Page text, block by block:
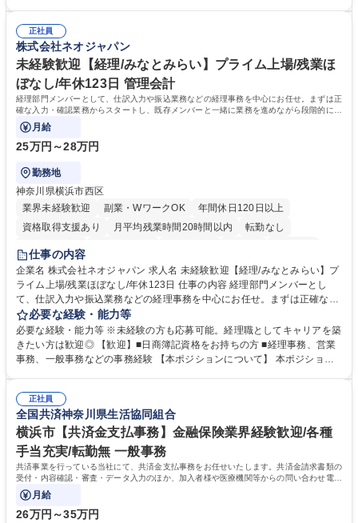
のOJTで業務を習得可能、未経験でもしっかりサポート 学歴・資格 学
歴：大学院 大学 高専 短大 語学力： 資格：
正社員
株式会社ネオジャパン
未経験歓迎【経理/みなとみらい】プライム上場/残業ほ
ぼなし/年休123日 管理会計
経理部門メンバーとして、仕訳入力や振込業務などの経理事務を中心にお任せ。まずは正
確な入力・確認業務からスタートし、既存メンバーと一緒に業務を進めながら段階的に経
理知識を身につけていただきます。
月給
25万円～28万円
勤務地
神奈川県横浜市西区
業界未経験歓迎
副業・WワークOK
年間休日120日以上
資格取得支援あり
月平均残業時間20時間以内
転勤なし
未経験者歓迎
完全週休2日制
交通費支給 駅近5分以内 土日祝休み
服装自由
寮・社宅あり
仕事の内容
企業名 株式会社ネオジャパン 求人名 未経験歓迎【経理/みなとみらい】プ
ライム上場/残業ほぼなし/年休123日 仕事の内容 経理部門メンバーとし
て、仕訳入力や振込業務などの経理事務を中心にお任せ。まずは正確な入
力・確認業務からスタートし、既存メンバーと一緒に業務を進めながら段
階的に経理知識を身につけていただきます。 【具体的には】 ■社内稟議に
基づく仕訳入力 ■月末の振込業務 ■明細作成 ■伝票処理、記帳業務 ■既存
メンバーの業務サポート 【将来的には】 ■月次決算補助 ■四半期・年次決
想定です。 募集職種 未経験歓迎【経理/みなとみらい】プライム上場/残業
ほぼなし/年休123日
必要な経験・能力等
必要な経験・能力等 ※未経験の方も応募可能。経理職としてキャリアを築
きたい方は歓迎◎ 【歓迎】■日商簿記資格をお持ちの方 ■経理事務、営業
事務、一般事務などの事務経験 【本ポジションについて】 本ポジション
当し、3～5年をかけて月次決算・四半期決算・開示資料作成補助などへス
テップアップできます。また、残業は通常月ほぼなく、決算月でも10時間
未満のため、無理なく経理として専門性を身につけられる環境です。 学
歴・資格 学歴：大学院 大学 高専 短大 専修学校 高校 語学力： 資格：日商
簿記検定1級 日商簿記検定2級
正社員
全国共済神奈川県生活協同組合
横浜市【共済金支払事務】金融保険業界経験歓迎/各種
手当充実/転勤無 一般事務
共済事業を行っている当社にて、共済金支払事務をお任せいたします。共済金請求書類の
受付・内容確認・審査・データ入力のほか、加入者様や医療機関等からの問い合わせ電話
対応や書類発送等を担当します。
月給
26万円～35万円